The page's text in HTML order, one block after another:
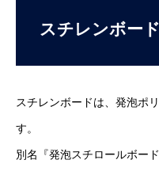
スチレンボー
スチレンボードは、発泡ポ
す。
別名『発泡スチロールボー